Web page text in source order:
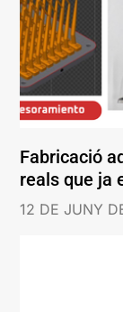
Fabricació
reals que ja
12 DE JUNY